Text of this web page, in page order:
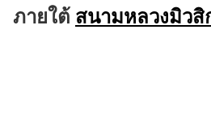
ภายใต้ สนามหลวงมิวสิ